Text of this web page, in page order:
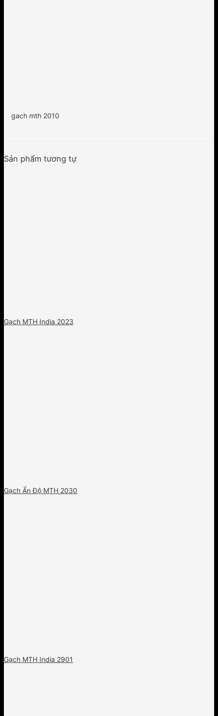
gach mth 2010
Sản phẩm tương tự
Gạch MTH India 2023
Gạch Ấn Độ MTH 2030
Gạch MTH India 2901